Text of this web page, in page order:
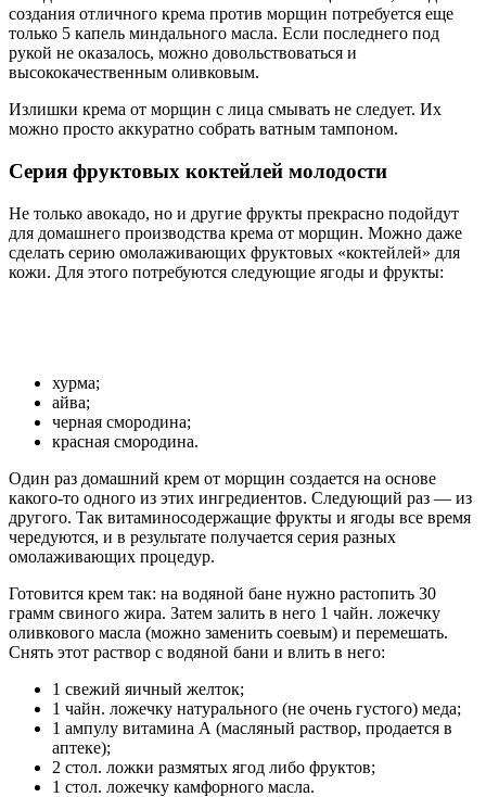
создания отличного крема против морщин потребуется еще
только 5 капель миндального масла. Если последнего под
рукой не оказалось, можно довольствоваться и
высококачественным оливковым.
Излишки крема от морщин с лица смывать не следует. Их
можно просто аккуратно собрать ватным тампоном.
Серия фруктовых коктейлей молодости
Не только авокадо, но и другие фрукты прекрасно подойдут
для домашнего производства крема от морщин. Можно даже
сделать серию омолаживающих фруктовых «коктейлей» для
кожи. Для этого потребуются следующие ягоды и фрукты:
хурма;
айва;
черная смородина;
красная смородина.
Один раз домашний крем от морщин создается на основе
какого-то одного из этих ингредиентов. Следующий раз — из
другого. Так витаминосодержащие фрукты и ягоды все время
чередуются, и в результате получается серия разных
омолаживающих процедур.
Готовится крем так: на водяной бане нужно растопить 30
грамм свиного жира. Затем залить в него 1 чайн. ложечку
оливкового масла (можно заменить соевым) и перемешать.
Снять этот раствор с водяной бани и влить в него:
1 свежий яичный желток;
1 чайн. ложечку натурального (не очень густого) меда;
1 ампулу витамина А (масляный раствор, продается в
аптеке);
2 стол. ложки размятых ягод либо фруктов;
1 стол. ложечку камфорного масла.